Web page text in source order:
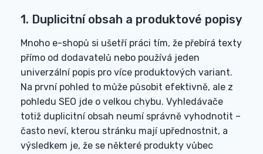
1. Duplicitní obsah a produktové popisy
Mnoho e-shopů si ušetří práci tím, že přebírá texty
přímo od dodavatelů nebo používá jeden
univerzální popis pro více produktových variant.
Na první pohled to může působit efektivně, ale z
pohledu SEO jde o velkou chybu. Vyhledávače
totiž duplicitní obsah neumí správně vyhodnotit –
často neví, kterou stránku mají upřednostnit, a
výsledkem je, že se některé produkty vůbec